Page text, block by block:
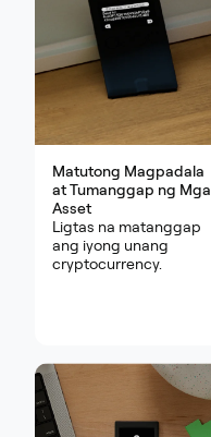
Matutong Magpadala
at Tumanggap ng Mga
Asset
Ligtas na matanggap
ang iyong unang
cryptocurrency.